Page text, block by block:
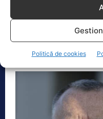
Politică de cookies
Premierul Florin Cîțu
fi introdusă în școală
pentru viață”,